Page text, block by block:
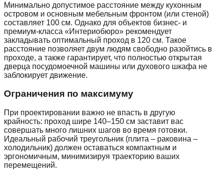
Минимально допустимое расстояние между кухонным
островом и основным мебельным фронтом (или стеной)
составляет 100 см. Однако для объектов бизнес- и
премиум-класса «Интериобюро» рекомендует
закладывать оптимальный проход в 120 см. Такое
расстояние позволяет двум людям свободно разойтись в
проходе, а также гарантирует, что полностью открытая
дверца посудомоечной машины или духового шкафа не
заблокирует движение.
Ограничения по максимуму
При проектировании важно не впасть в другую
крайность: проход шире 140–150 см заставит вас
совершать много лишних шагов во время готовки.
Идеальный рабочий треугольник (плита – раковина –
холодильник) должен оставаться компактным и
эргономичным, минимизируя траекторию ваших
перемещений.